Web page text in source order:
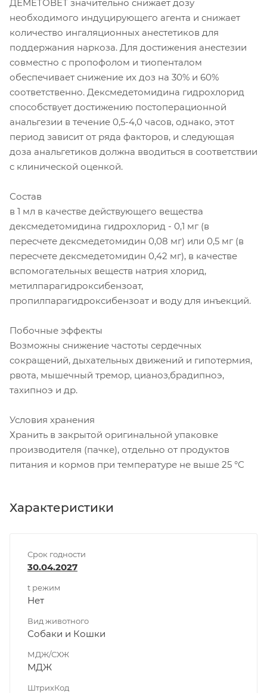
ДЕМЕТОВЕТ значительно снижает дозу
необходимого индуцирующего агента и снижает
количество ингаляционных анестетиков для
поддержания наркоза. Для достижения анестезии
совместно с пропофолом и тиопенталом
обеспечивает снижение их доз на 30% и 60%
соответственно. Дексмедетомидина гидрохлорид
способствует достижению постоперационной
анальгезии в течение 0,5-4,0 часов, однако, этот
период зависит от ряда факторов, и следующая
доза анальгетиков должна вводиться в соответствии
с клинической оценкой.
Состав
в 1 мл в качестве действующего вещества
дексмедетомидина гидрохлорид - 0,1 мг (в
пересчете дексмедетомидин 0,08 мг) или 0,5 мг (в
пересчете дексмедетомидин 0,42 мг), в качестве
вспомогательных веществ натрия хлорид,
метилпарагидроксибензоат,
пропилпарагидроксибензоат и воду для инъекций.
Побочные эффекты
Возможны снижение частоты сердечных
сокращений, дыхательных движений и гипотермия,
рвота, мышечный тремор, цианоз,брадипноэ,
тахипноэ и др.
Условия хранения
Хранить в закрытой оригинальной упаковке
производителя (пачке), отдельно от продуктов
питания и кормов при температуре не выше 25 °С
Характеристики
Срок годности
30.04.2027
t режим
Нет
Вид животного
Собаки и Кошки
МДЖ/СХЖ
МДЖ
ШтрихКод